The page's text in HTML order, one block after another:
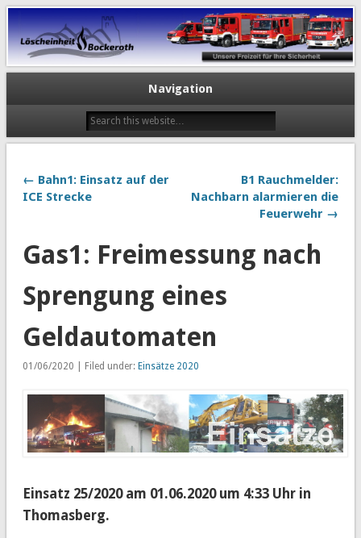
Navigation
← Bahn1: Einsatz auf der
ICE Strecke
B1 Rauchmelder:
Nachbarn alarmieren die
Feuerwehr →
Gas1: Freimessung nach
Sprengung eines
Geldautomaten
01/06/2020 | Filed under: Einsätze 2020
Einsatz 25/2020 am 01.06.2020 um 4:33 Uhr in
Thomasberg.